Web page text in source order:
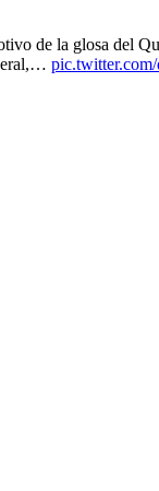
de la glosa del